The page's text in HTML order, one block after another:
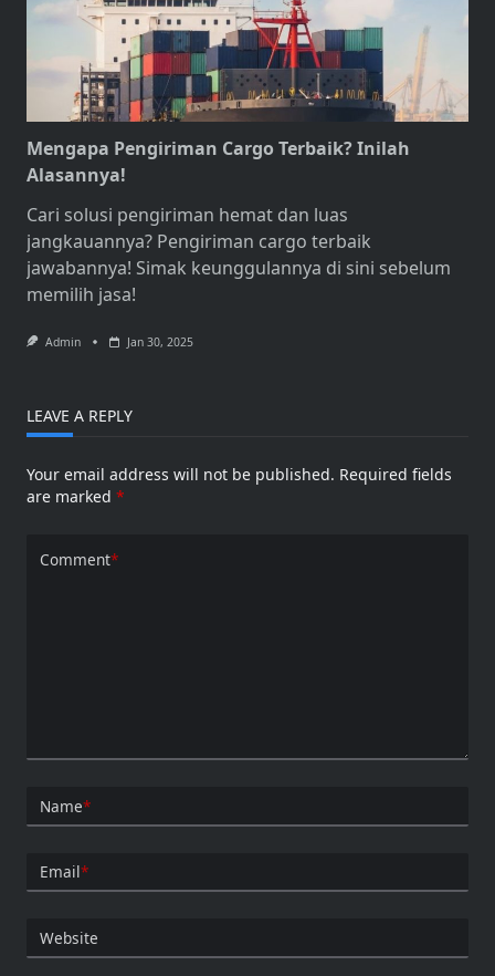
Mengapa Pengiriman Cargo Terbaik? Inilah
Alasannya!
Cari solusi pengiriman hemat dan luas
jangkauannya? Pengiriman cargo terbaik
jawabannya! Simak keunggulannya di sini sebelum
memilih jasa!
Admin Jan 30, 2025
LEAVE A REPLY
Your email address will not be published. Required fields
are marked *
Comment*
Name*
Email*
Website